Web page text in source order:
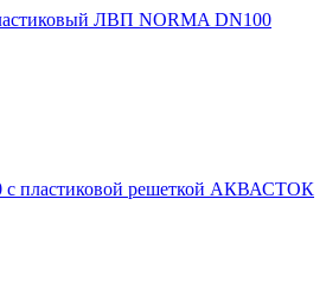
ЛВП NORMA DN100
с пластиковой решеткой АКВАСТОК